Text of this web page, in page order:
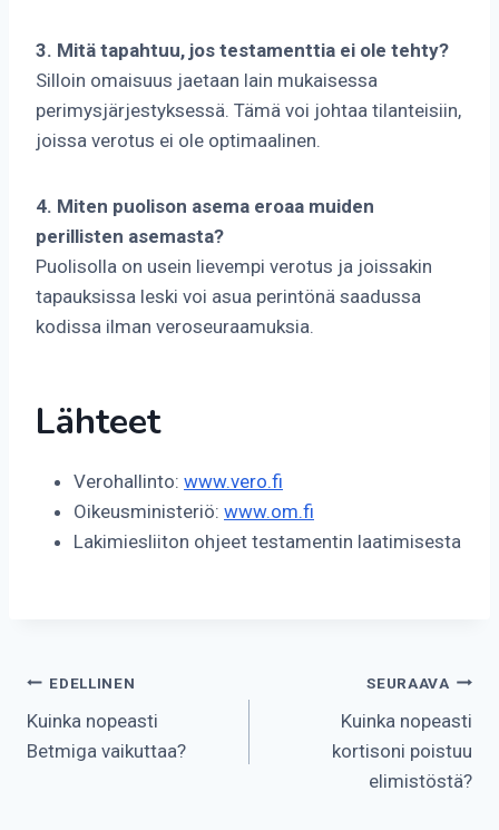
3. Mitä tapahtuu, jos testamenttia ei ole tehty?
Silloin omaisuus jaetaan lain mukaisessa
perimysjärjestyksessä. Tämä voi johtaa tilanteisiin,
joissa verotus ei ole optimaalinen.
4. Miten puolison asema eroaa muiden
perillisten asemasta?
Puolisolla on usein lievempi verotus ja joissakin
tapauksissa leski voi asua perintönä saadussa
kodissa ilman veroseuraamuksia.
Lähteet
Verohallinto: www.vero.fi
Oikeusministeriö: www.om.fi
Lakimiesliiton ohjeet testamentin laatimisesta
Artikkelien
selaus
EDELLINEN
Kuinka nopeasti
Betmiga vaikuttaa?
SEURAAVA
Kuinka nopeasti
kortisoni poistuu
elimistöstä?